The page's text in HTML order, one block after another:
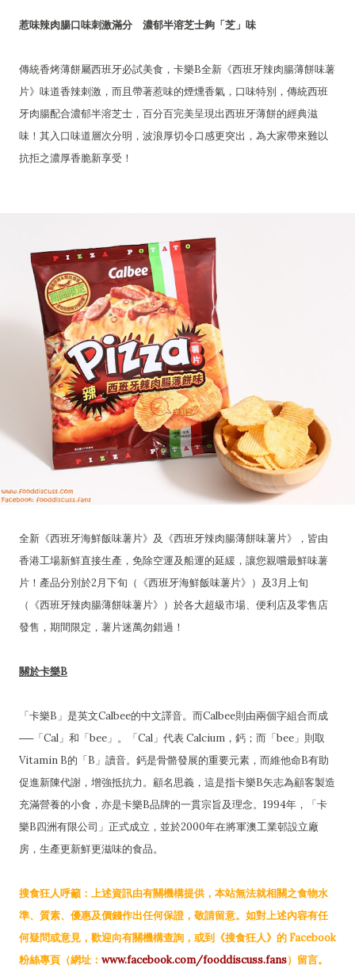
惹味辣肉腸口味刺激滿分 濃郁半溶芝士夠「芝」味
傳統香烤薄餅屬西班牙必試美食，卡樂B全新《西班牙辣肉腸薄餅味薯
片》味道香辣刺激，而且帶著惹味的煙燻香氣，口味特別，傳統西班
牙肉腸配合濃郁半溶芝士，百分百完美呈現出西班牙薄餅的經典滋
味！其入口味道層次分明，波浪厚切令口感更突出，為大家帶來難以
抗拒之濃厚香脆新享受！
全新《西班牙海鮮飯味薯片》及《西班牙辣肉腸薄餅味薯片》，皆由
香港工場新鮮直接生產，免除空運及船運的延緩，讓您親嚐最鮮味薯
片！產品分別於2月下旬（《西班牙海鮮飯味薯片》）及3月上旬
（《西班牙辣肉腸薄餅味薯片》）於各大超級市場、便利店及零售店
發售，期間限定，薯片迷萬勿錯過！
關於卡樂B
「卡樂B」是英文Calbee的中文譯音。而Calbee則由兩個字組合而成
──「Cal」和「bee」。「Cal」代表 Calcium，鈣；而「bee」則取
Vitamin B的「B」讀音。鈣是骨骼發展的重要元素，而維他命B有助
促進新陳代謝，增強抵抗力。顧名思義，這是指卡樂B矢志為顧客製造
充滿營養的小食，亦是卡樂B品牌的一貫宗旨及理念。1994年，「卡
樂B四洲有限公司」正式成立，並於2000年在將軍澳工業邨設立廠
房，生產更新鮮更滋味的食品。
搜食狂人呼籲：上述資訊由有關機構提供，本站無法就相關之食物水
準、質素、優惠及價錢作出任何保證，敬請留意。如對上述內容有任
何疑問或意見，歡迎向有關機構查詢，或到《搜食狂人》的 Facebook
粉絲專頁（網址： www.facebook.com/fooddiscuss.fans）留言。